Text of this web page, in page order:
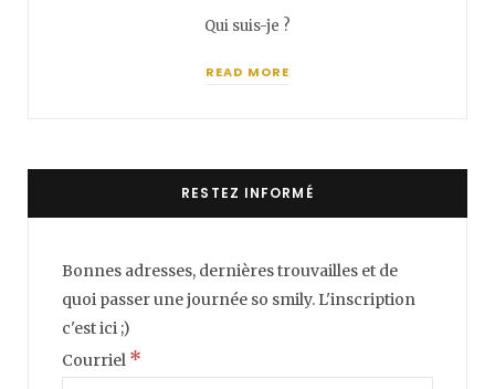
Qui suis-je ?
READ MORE
RESTEZ INFORMÉ
Bonnes adresses, dernières trouvailles et de
quoi passer une journée so smily. L'inscription
c'est ici ;)
Courriel *